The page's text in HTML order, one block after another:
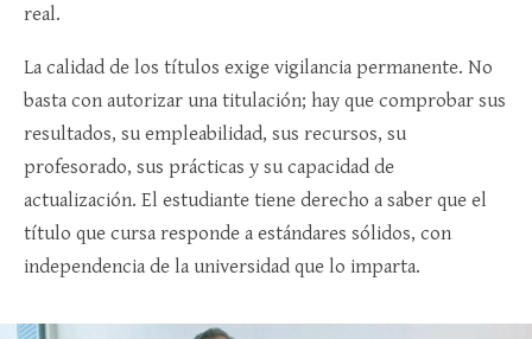
real.
La calidad de los títulos exige vigilancia permanente. No
basta con autorizar una titulación; hay que comprobar sus
resultados, su empleabilidad, sus recursos, su
profesorado, sus prácticas y su capacidad de
actualización. El estudiante tiene derecho a saber que el
título que cursa responde a estándares sólidos, con
independencia de la universidad que lo imparta.